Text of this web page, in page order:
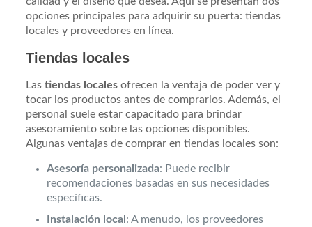
opciones principales para adquirir su puerta: tiendas
locales y proveedores en línea.
Tiendas locales
Lastiendas locales ofrecen la ventaja de poder ver y
tocar los productos antes de comprarlos. Además, el
personal suele estar capacitado para brindar
asesoramiento sobre las opciones disponibles.
Algunas ventajas de comprar en tiendas locales son:
Asesoría personalizada: Puede recibir
recomendaciones basadas en sus necesidades
específicas.
Instalación local: A menudo, los proveedores